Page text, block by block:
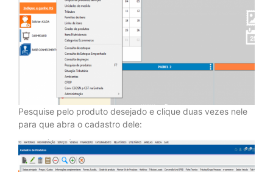
Pesquise pelo produto desejado e clique duas vezes nele
para que abra o cadastro dele: